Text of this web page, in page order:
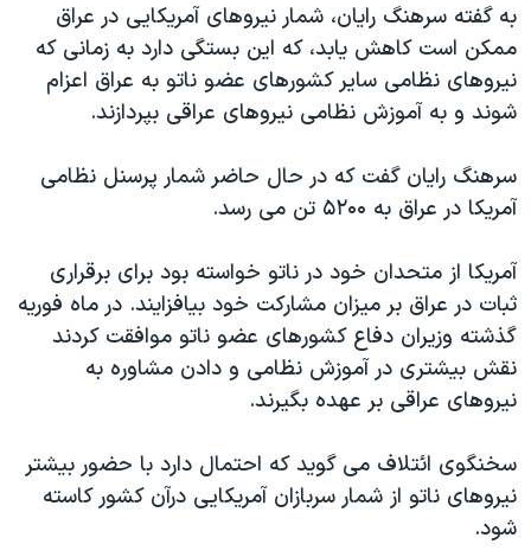
صفحه‌های ویژه
سفر پرزیدنت ترامپ به چین
به گفته سرهنگ رایان، شمار نیروهای آمریکایی در عراق
ممکن است کاهش یابد، که این بستگی دارد به زمانی که
نیروهای نظامی سایر کشورهای عضو ناتو به عراق اعزام
شوند و به آموزش نظامی نیروهای عراقی بپردازند.
سرهنگ رایان گفت که در حال حاضر شمار پرسنل نظامی
آمریکا در عراق به ۵۲۰۰ تن می رسد.
آمریکا از متحدان خود در ناتو خواسته بود برای برقراری
ثبات در عراق بر میزان مشارکت خود بیافزایند. در ماه فوریه
گذشته وزیران دفاع کشورهای عضو ناتو موافقت کردند
نقش بیشتری در آموزش نظامی و دادن مشاوره به
نیروهای عراقی بر عهده بگیرند.
سخنگوی ائتلاف می گوید که احتمال دارد با حضور بیشتر
نیروهای ناتو از شمار سربازان آمریکایی درآن کشور کاسته
شود.